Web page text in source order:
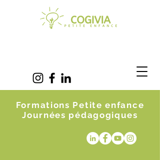
Formations Petite enfance
Journées pédagogiques